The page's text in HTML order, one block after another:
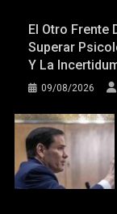
El Otro Frente
Superar
Y La
09/08/2026